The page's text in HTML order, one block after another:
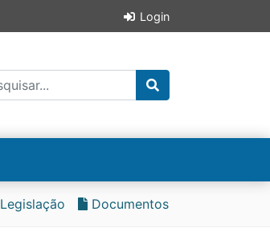
Login
Legislação Documentos